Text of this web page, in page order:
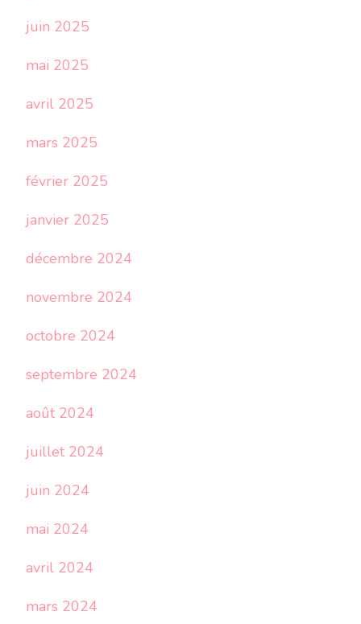
juin 2025
mai 2025
avril 2025
mars 2025
février 2025
janvier 2025
décembre 2024
novembre 2024
octobre 2024
septembre 2024
août 2024
juillet 2024
juin 2024
mai 2024
avril 2024
mars 2024